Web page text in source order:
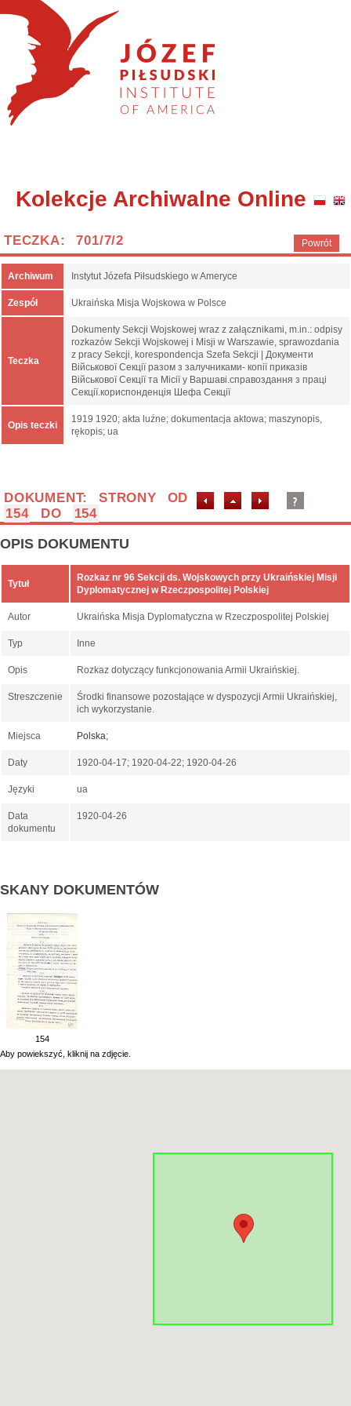
Kolekcje Archiwalne Online
Powrót
TECZKA: 701/7/2
Archiwum Instytut Józefa Piłsudskiego w Ameryce
Zespół Ukraińska Misja Wojskowa w Polsce
Teczka
Dokumenty Sekcji Wojskowej wraz z załącznikami, m.in.: odpisy
rozkazów Sekcji Wojskowej i Misji w Warszawie, sprawozdania
z pracy Sekcji, korespondencja Szefa Sekcji | Документи
Військової Секції разом з залучниками- копії приказів
Військової Секції та Місії у Варшаві.справоздання з праці
Секції.кориспонденція Шефа Секції
Opis teczki
1919 1920; akta luźne; dokumentacja aktowa; maszynopis,
rękopis; ua
DOKUMENT: STRONY OD
154
DO 154
OPIS DOKUMENTU
Tytuł
Rozkaz nr 96 Sekcji ds. Wojskowych przy Ukraińskiej Misji
Dyplomatycznej w Rzeczpospolitej Polskiej
Autor Ukraińska Misja Dyplomatyczna w Rzeczpospolitej Polskiej
Typ Inne
Opis Rozkaz dotyczący funkcjonowania Armii Ukraińskiej.
Streszczenie
Środki finansowe pozostające w dyspozycji Armii Ukraińskiej,
ich wykorzystanie.
Miejsca Polska;
Daty 1920-04-17; 1920-04-22; 1920-04-26
Języki ua
Data
dokumentu
1920-04-26
SKANY DOKUMENTÓW
154
Aby powiekszyć, kliknij na zdjęcie.